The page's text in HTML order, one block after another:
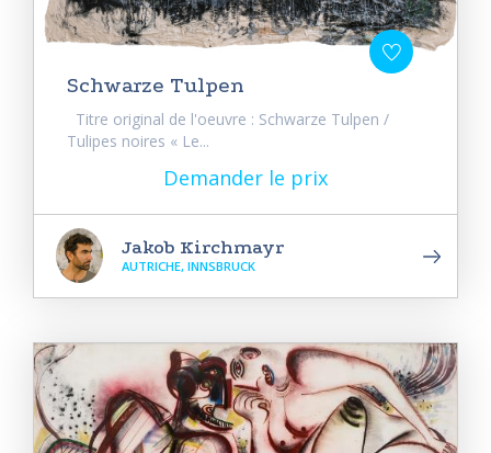
Schwarze Tulpen
Titre original de l'oeuvre : Schwarze Tulpen /
Tulipes noires « Le...
Demander le prix
Jakob Kirchmayr
AUTRICHE, INNSBRUCK